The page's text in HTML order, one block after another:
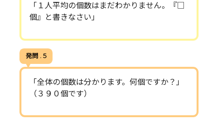
「１人平均の個数はまだわかりません。『□
個』と書きなさい」
発問 . 5
「全体の個数は分かります。何個ですか？」
（３９０個です）